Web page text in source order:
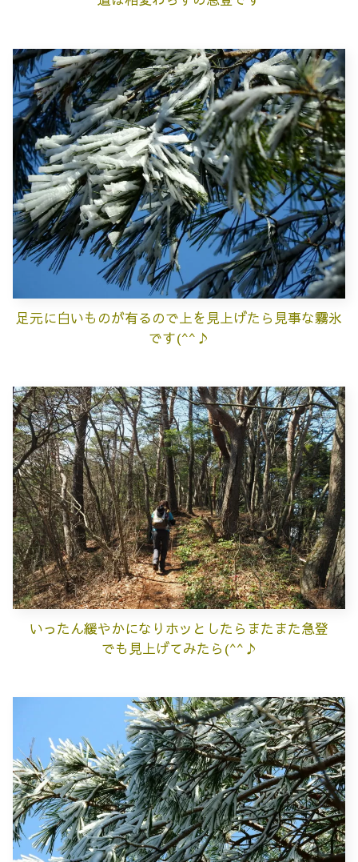
足元に白いものが有るので上を見上げたら見事な霧氷
です(^^♪
いったん緩やかになりホッとしたらまたまた急登
でも見上げてみたら(^^♪